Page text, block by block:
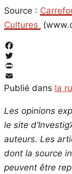
Source :
Cultures
Facebook
Twitter
PrintFriendly
Email
Publié dans la
Les opinions
le site
auteurs. Les
dont la source
peuvent être